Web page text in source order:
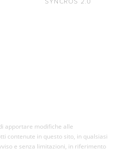
apportare modifiche alle
contenute in questo sito, in qualsiasi
e senza limitazioni, in riferimento